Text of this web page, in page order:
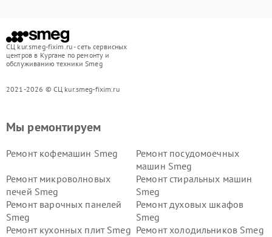
СЦ kur.smeg-fixim.ru - сеть сервисных
центров в Кургане по ремонту и
обслуживанию техники Smeg
2021-2026 © СЦ kur.smeg-fixim.ru
Мы ремонтируем
Ремонт кофемашин Smeg
Ремонт посудомоечных
машин Smeg
Ремонт микроволновых
печей Smeg
Ремонт стиральных машин
Smeg
Ремонт варочных панелей
Smeg
Ремонт духовых шкафов
Smeg
Ремонт кухонных плит Smeg Ремонт холодильников Smeg